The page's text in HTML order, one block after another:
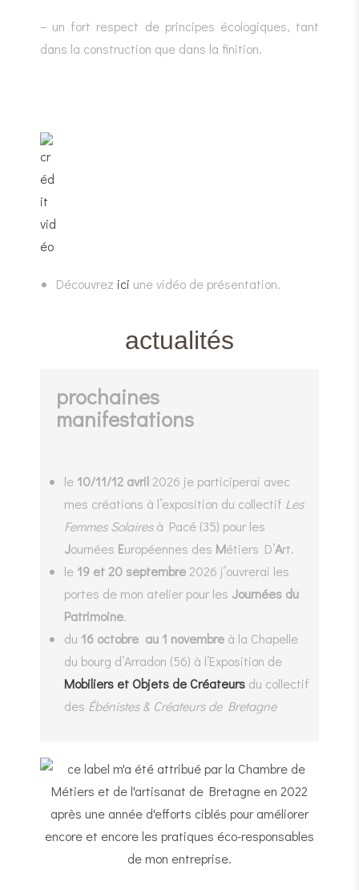
– un fort respect de principes écologiques, tant
dans la construction que dans la finition.
Découvrez ici une vidéo de présentation.
actualités
prochaines
manifestations
le 10/11/12 avril 2026 je participerai avec
mes créations à l’exposition du collectif Les
Femmes Solairesà Pacé (35) pour les
Journées Européennes des Métiers D’Art.
le 19 et 20 septembre 2026 j’ouvrerai les
portes de mon atelier pour les Journées du
Patrimoine.
du 16 octobre au 1 novembre à la Chapelle
du bourg d’Arradon (56) à l’Exposition de
Mobiliers et Objets de Créateurs du collectif
des Ébénistes & Créateurs de Bretagne